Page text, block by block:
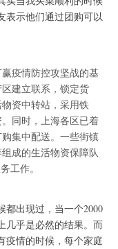
表示他们通过团购可以
疫情防控攻坚战的基
建立联系，锁定货
资中转站，采用铁
同时，上海各区已着
集中配送。一些街镇
成的生活物资保障队
工作。
都出现过，当一个2000
几乎是必然的结果。而
疫情的时候，每个家庭